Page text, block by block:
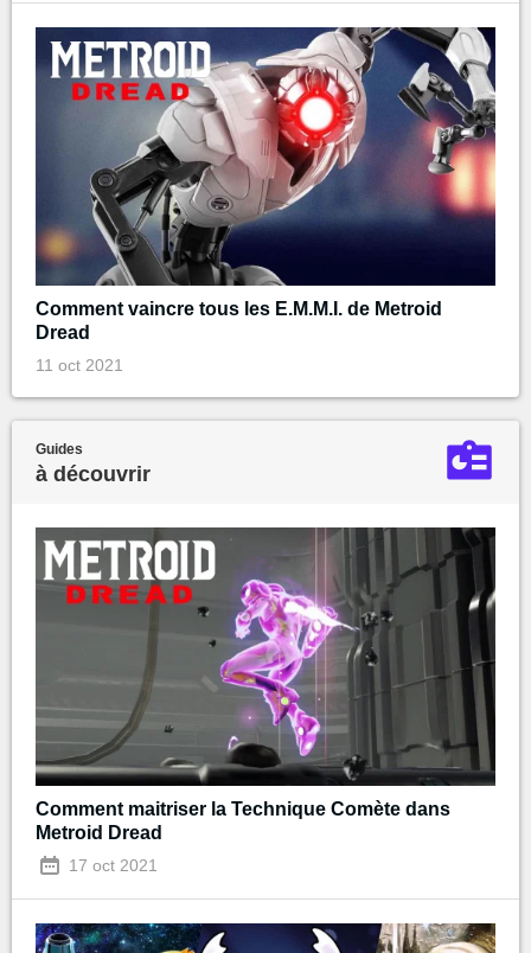
Comment vaincre tous les E.M.M.I. de Metroid
Dread
11 oct 2021
Guides
à découvrir
Comment maitriser la Technique Comète dans
Metroid Dread
17 oct 2021